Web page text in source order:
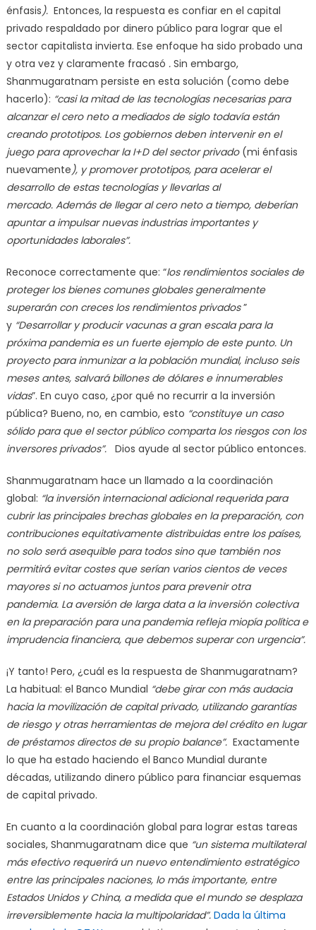
énfasis). Entonces, la respuesta es confiar en el capital
privado respaldado por dinero público para lograr que el
sector capitalista invierta. Ese enfoque ha sido probado una
y otra vez y claramente fracasó . Sin embargo,
Shanmugaratnam persiste en esta solución (como debe
hacerlo): “casi la mitad de las tecnologías necesarias para
alcanzar el cero neto a mediados de siglo todavía están
creando prototipos. Los gobiernos deben intervenir en el
juego para aprovechar la I+D del sector privado(mi énfasis
nuevamente), y promover prototipos, para acelerar el
desarrollo de estas tecnologías y llevarlas al
mercado. Además de llegar al cero neto a tiempo, deberían
apuntar a impulsar nuevas industrias importantes y
oportunidades laborales”.
Reconoce correctamente que: “los rendimientos sociales de
proteger los bienes comunes globales generalmente
superarán con creces los rendimientos privados”
y “Desarrollar y producir vacunas a gran escala para la
próxima pandemia es un fuerte ejemplo de este punto. Un
proyecto para inmunizar a la población mundial, incluso seis
meses antes, salvará billones de dólares e innumerables
vidas”. En cuyo caso, ¿por qué no recurrir a la inversión
pública? Bueno, no, en cambio, esto “constituye un caso
sólido para que el sector público comparta los riesgos con los
inversores privados”. Dios ayude al sector público entonces.
Shanmugaratnam hace un llamado a la coordinación
global: “la inversión internacional adicional requerida para
cubrir las principales brechas globales en la preparación, con
contribuciones equitativamente distribuidas entre los países,
no solo será asequible para todos sino que también nos
permitirá evitar costes que serían varios cientos de veces
mayores si no actuamos juntos para prevenir otra
pandemia. La aversión de larga data a la inversión colectiva
en la preparación para una pandemia refleja miopía política e
imprudencia financiera, que debemos superar con urgencia”.
¡Y tanto! Pero, ¿cuál es la respuesta de Shanmugaratnam?
La habitual: el Banco Mundial “debe girar con más audacia
hacia la movilización de capital privado, utilizando garantías
de riesgo y otras herramientas de mejora del crédito en lugar
de préstamos directos de su propio balance”. Exactamente
lo que ha estado haciendo el Banco Mundial durante
décadas, utilizando dinero público para financiar esquemas
de capital privado.
En cuanto a la coordinación global para lograr estas tareas
sociales, Shanmugaratnam dice que “un sistema multilateral
más efectivo requerirá un nuevo entendimiento estratégico
entre las principales naciones, lo más importante, entre
Estados Unidos y China, a medida que el mundo se desplaza
irreversiblemente hacia la multipolaridad”. Dada la última